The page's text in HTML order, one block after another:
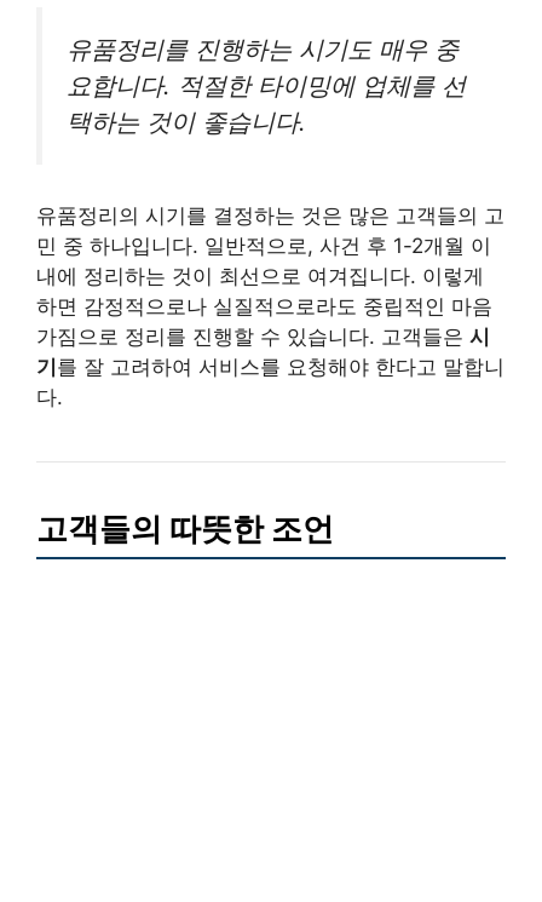
유품정리를 진행하는 시기도 매우 중
요합니다. 적절한 타이밍에 업체를 선
택하는 것이 좋습니다.
유품정리의 시기를 결정하는 것은 많은 고객들의 고
민 중 하나입니다. 일반적으로, 사건 후 1-2개월 이
내에 정리하는 것이 최선으로 여겨집니다. 이렇게
하면 감정적으로나 실질적으로라도 중립적인 마음
가짐으로 정리를 진행할 수 있습니다. 고객들은 시
기 를 잘 고려하여 서비스를 요청해야 한다고 말합니
다.
고객들의 따뜻한 조언